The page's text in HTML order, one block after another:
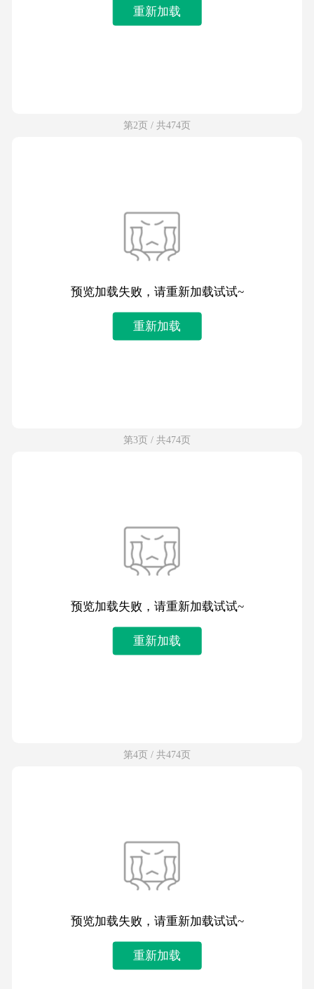
重新加载
第2页 / 共474页
预览加载失败，请重新加载试试~
重新加载
第3页 / 共474页
预览加载失败，请重新加载试试~
重新加载
第4页 / 共474页
预览加载失败，请重新加载试试~
重新加载